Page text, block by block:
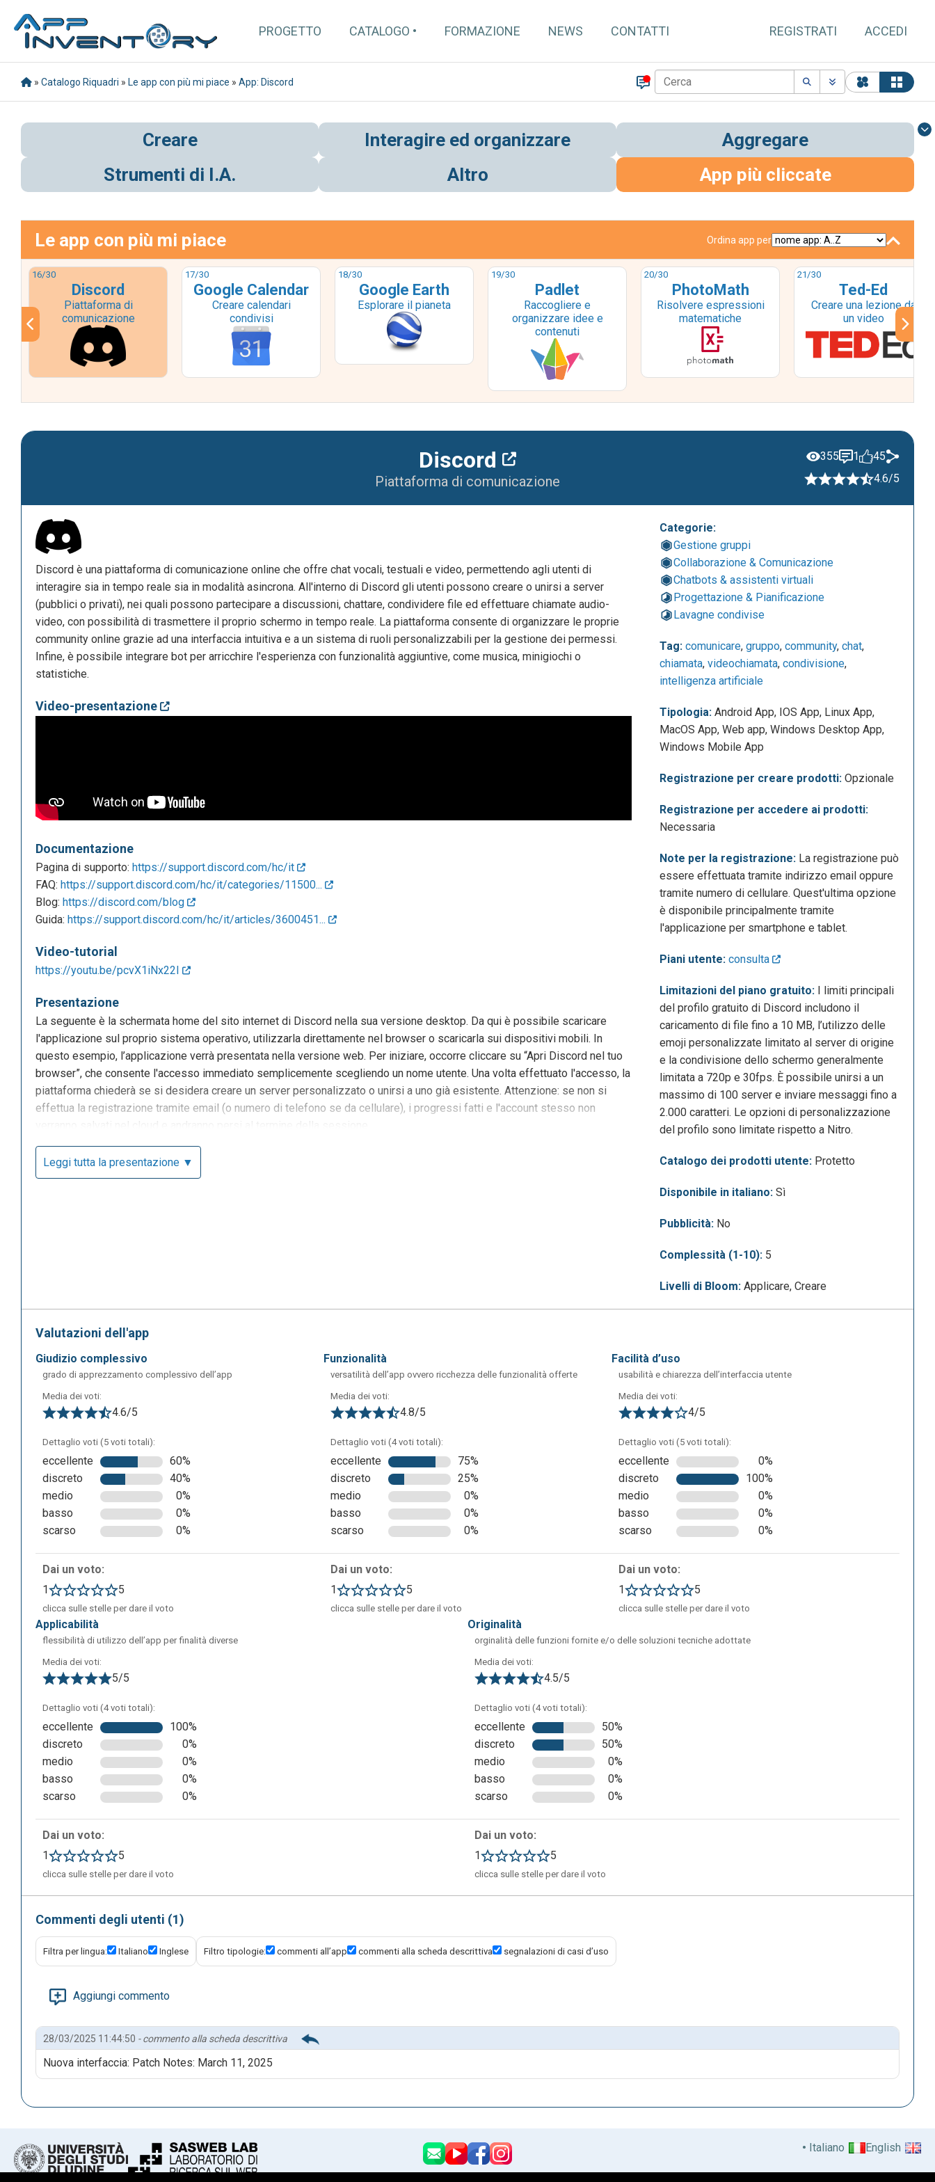
PROGETTO CATALOGO FORMAZIONE NEWS CONTATTI REGISTRATI ACCEDI
» Catalogo Riquadri » Le app con più mi piace » App: Discord
Creare Interagire ed organizzare
Aggregare
Strumenti di I.A.
Altro App più cliccate
Le app con più mi piace Ordina app per
16/30
Discord
Piattaforma di
comunicazione
17/30
Google Calendar
Creare calendari
condivisi
18/30
Google Earth
Esplorare il pianeta
19/30
Padlet
Raccogliere e
organizzare idee e
contenuti
20/30
PhotoMath
Risolvere espressioni
matematiche
21/30
Ted-Ed
Creare una lezione da
un video
Discord
Piattaforma di comunicazione
355 1
45
4.6/5
Discord è una piattaforma di comunicazione online che offre chat vocali, testuali e video, permettendo agli utenti di
interagire sia in tempo reale sia in modalità asincrona. All'interno di Discord gli utenti possono creare o unirsi a server
(pubblici o privati), nei quali possono partecipare a discussioni, chattare, condividere file ed effettuare chiamate audio-
video, con possibilità di trasmettere il proprio schermo in tempo reale. La piattaforma consente di organizzare le proprie
community online grazie ad una interfaccia intuitiva e a un sistema di ruoli personalizzabili per la gestione dei permessi.
Infine, è possibile integrare bot per arricchire l'esperienza con funzionalità aggiuntive, come musica, minigiochi o
statistiche.
Video-presentazione
Documentazione
Pagina di supporto: https://support.discord.com/hc/it
FAQ: https://support.discord.com/hc/it/categories/11500...
Blog: https://discord.com/blog
Guida: https://support.discord.com/hc/it/articles/3600451...
Video-tutorial
https://youtu.be/pcvX1iNx22I
Presentazione
La seguente è la schermata home del sito internet di Discord nella sua versione desktop. Da qui è possibile scaricare
l'applicazione sul proprio sistema operativo, utilizzarla direttamente nel browser o scaricarla sui dispositivi mobili. In
questo esempio, l’applicazione verrà presentata nella versione web. Per iniziare, occorre cliccare su “Apri Discord nel tuo
browser”, che consente l'accesso immediato semplicemente scegliendo un nome utente. Una volta effettuato l'accesso, la
piattaforma chiederà se si desidera creare un server personalizzato o unirsi a uno già esistente. Attenzione: se non si
effettua la registrazione tramite email (o numero di telefono se da cellulare), i progressi fatti e l'account stesso non
La seguente è la dashboard del proprio account, dove è possibile visualizzare l'elenco dei propri contatti con i relativi stati
di attività. Tramite il tasto “Aggiungi amico” è possibile inviare nuove richieste di amicizia. Nella sezione “Messaggi diretti”
è possibile visualizzare le chat private con singoli utenti o gruppi, mentre la parte desctra dello schermo mostra le attività
La seguente è la schermata di creazione del proprio server. L'applicazione permette di configurarne uno da zero o di
server è destinato a una community pubblica o a un gruppo ristretto di amici. L'ultimo passaggio consiste nell'assegnare
un nome al server e, facoltativamente, caricare un'icona personalizzata.
Leggi tutta la presentazione ▼
Categorie:
Gestione gruppi
Collaborazione & Comunicazione
Chatbots & assistenti virtuali
Progettazione & Pianificazione
Lavagne condivise
Tag: comunicare,gruppo,community,chat,
chiamata,videochiamata,condivisione,
intelligenza artificiale
Tipologia: Android App, IOS App, Linux App,
MacOS App, Web app, Windows Desktop App,
Windows Mobile App
Registrazione per creare prodotti: Opzionale
Registrazione per accedere ai prodotti:
Necessaria
Note per la registrazione: La registrazione può
essere effettuata tramite indirizzo email oppure
tramite numero di cellulare. Quest'ultima opzione
è disponibile principalmente tramite
l'applicazione per smartphone e tablet.
Piani utente: consulta
Limitazioni del piano gratuito: I limiti principali
del profilo gratuito di Discord includono il
caricamento di file fino a 10 MB, l’utilizzo delle
emoji personalizzate limitato al server di origine
e la condivisione dello schermo generalmente
limitata a 720p e 30fps. È possibile unirsi a un
massimo di 100 server e inviare messaggi fino a
2.000 caratteri. Le opzioni di personalizzazione
del profilo sono limitate rispetto a Nitro.
Catalogo dei prodotti utente: Protetto
Disponibile in italiano: Sì
Pubblicità: No
Complessità (1-10): 5
Livelli di Bloom: Applicare, Creare
Valutazioni dell'app
giudizio complessivo
grado di apprezzamento complessivo dell’app
Media dei voti:
4.6/5
Dettaglio voti (5 voti totali):
eccellente
60%
discreto
40%
medio
0%
basso
0%
scarso
0%
Dai un voto:
1
5
clicca sulle stelle per dare il voto
funzionalità
versatilità dell’app ovvero ricchezza delle funzionalità offerte
Media dei voti:
4.8/5
Dettaglio voti (4 voti totali):
eccellente
75%
discreto
25%
medio
0%
basso
0%
scarso
0%
Dai un voto:
1
5
clicca sulle stelle per dare il voto
facilità d’uso
usabilità e chiarezza dell’interfaccia utente
Media dei voti:
4/5
Dettaglio voti (5 voti totali):
eccellente
0%
discreto
100%
medio
0%
basso
0%
scarso
0%
Dai un voto:
1
5
clicca sulle stelle per dare il voto
applicabilità
flessibilità di utilizzo dell’app per finalità diverse
Media dei voti:
5/5
Dettaglio voti (4 voti totali):
eccellente
100%
discreto
0%
medio
0%
basso
0%
scarso
0%
Dai un voto:
1
5
clicca sulle stelle per dare il voto
originalità
orginalità delle funzioni fornite e/o delle soluzioni tecniche adottate
Media dei voti:
4.5/5
Dettaglio voti (4 voti totali):
eccellente
50%
discreto
50%
medio
0%
basso
0%
scarso
0%
Dai un voto:
1
5
clicca sulle stelle per dare il voto
Commenti degli utenti (1)
Filtra per lingua: Italiano Inglese Filtro tipologie: commenti all’app commenti alla scheda descrittiva segnalazioni di casi d’uso
Aggiungi commento
28/03/2025 11:44:50 - commento alla scheda descrittiva
Nuova interfaccia: Patch Notes: March 11, 2025
Italiano English